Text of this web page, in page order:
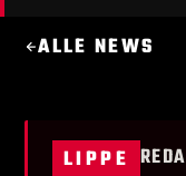
ALLE NEWS
LIPPE